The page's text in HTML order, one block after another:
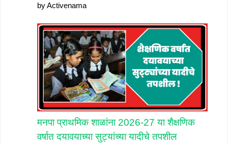
by Activenama
मनपा प्राथमिक शाळांना 2026-27 या शैक्षणिक
वर्षात दयावयाच्या सुट्यांच्या यादीचे तपशील